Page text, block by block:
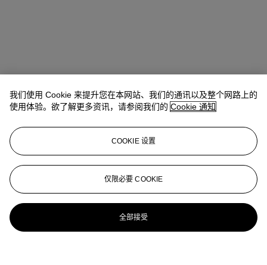
我们使用 Cookie 来提升您在本网站、我们的通讯以及整个网路上的
使用体验。欲了解更多资讯，请参阅我们的 Cookie 通知
COOKIE 设置
仅限必要 COOKIE
全部接受